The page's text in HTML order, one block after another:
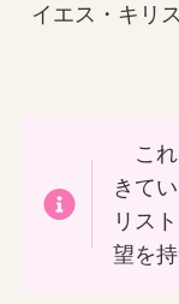
イエス・キリ
これ
きて
リス
望を